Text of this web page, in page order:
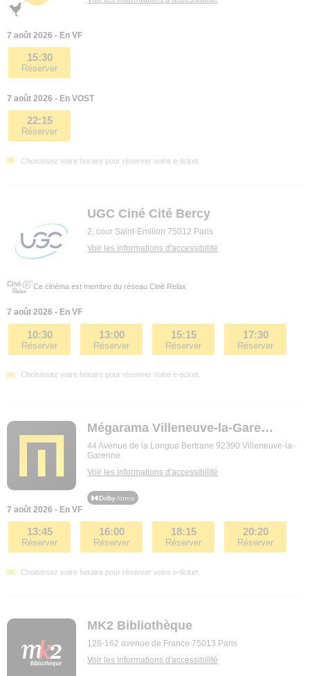
7 août 2026 - En VF
15:30
Réserver
7 août 2026 - En VOST
22:15
Réserver
Choisissez votre horaire pour réserver votre e-ticket.
UGC Ciné Cité Bercy
2, cour Saint-Emilion 75012 Paris
Voir les informations d'accessibilité
Ce cinéma est membre du réseau Ciné Relax
7 août 2026 - En VF
10:30
Réserver
13:00
Réserver
15:15
Réserver
17:30
Réserver
Choisissez votre horaire pour réserver votre e-ticket.
Mégarama Villeneuve-la-Garenne
44 Avenue de la Longue Bertrane 92390 Villeneuve-la-
Garenne
Voir les informations d'accessibilité
7 août 2026 - En VF
13:45
Réserver
16:00
Réserver
18:15
Réserver
20:20
Réserver
Choisissez votre horaire pour réserver votre e-ticket.
MK2 Bibliothèque
128-162 avenue de France 75013 Paris
Voir les informations d'accessibilité